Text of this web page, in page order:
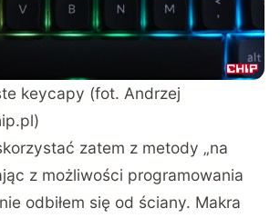
keycapy (fot. Andrzej
zatem z metody „na
z możliwości programowania
odbiłem się od ściany. Makra